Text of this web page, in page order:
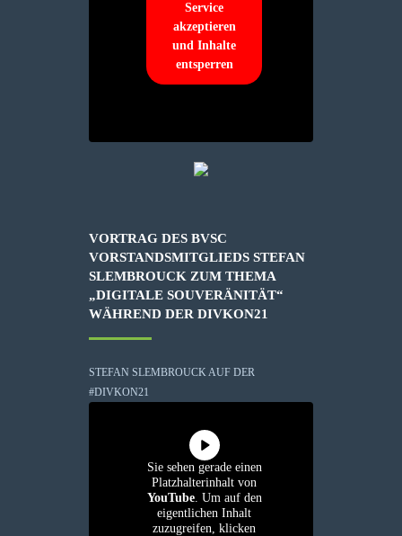
Service
akzeptieren
und Inhalte
entsperren
VORTRAG DES BVSC
VORSTANDSMITGLIEDS STEFAN
SLEMBROUCK ZUM THEMA
„DIGITALE SOUVERÄNITÄT“
WÄHREND DER DIVKON21
STEFAN SLEMBROUCK AUF DER
#DIVKON21
Sie sehen gerade einen
Platzhalterinhalt von
YouTube. Um auf den
eigentlichen Inhalt
zuzugreifen, klicken